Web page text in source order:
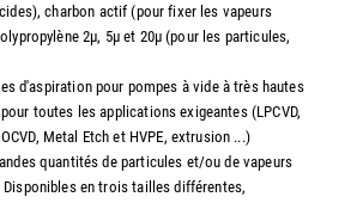
charbon actif (pour fixer les vapeurs
2µ, 5µ et 20µ (pour les particules,
d'aspiration pour pompes à vide à très hautes
toutes les applications exigeantes (LPCVD,
Metal Etch et HVPE, extrusion ...)
quantités de particules et/ou de vapeurs
Disponibles en trois tailles différentes,